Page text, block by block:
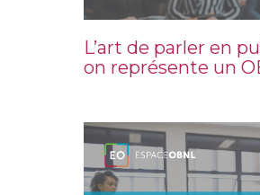
L’art de parler en
on représente un